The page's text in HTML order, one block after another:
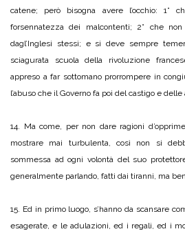
catene; però bisogna avere l’occhio: 1°
forsennatezza dei malcontenti; 2° che
dagl’Inglesi stessi; e si deve sempre
sciagurata scuola della rivoluzione
appreso a far sottomano prorrompere in
l’abuso che il Governo fa poi del castigo e delle
14. Ma come, per non dare ragioni
mostrare mai turbulenta, così non si
sommessa ad ogni volontà del suo
generalmente parlando, fatti dai tiranni, ma
15. Ed in primo luogo, s’hanno da scansare
esagerate, e le adulazioni, ed i regali, ed i